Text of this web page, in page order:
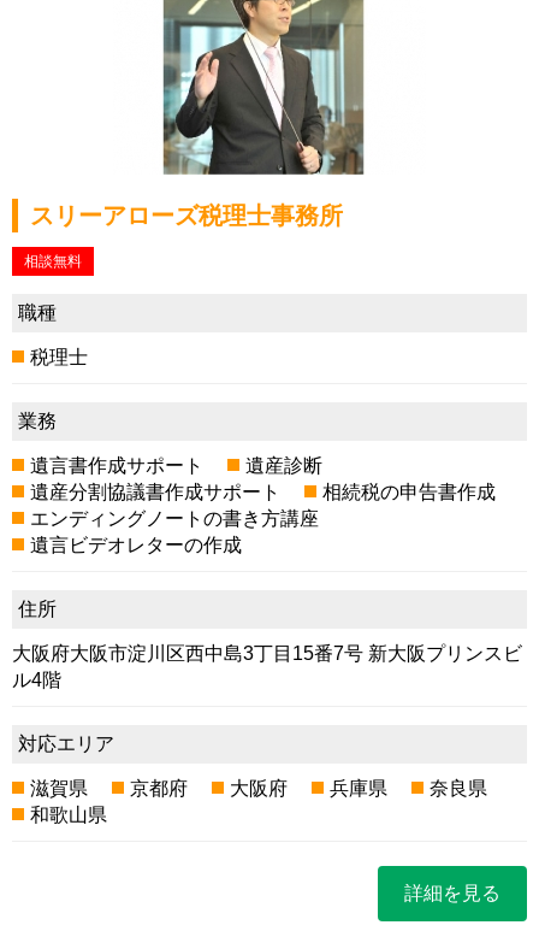
スリーアローズ税理士事務所
相談無料
職種
税理士
業務
遺言書作成サポート
遺産診断
遺産分割協議書作成サポート
相続税の申告書作成
エンディングノートの書き方講座
遺言ビデオレターの作成
住所
大阪府大阪市淀川区西中島3丁目15番7号 新大阪プリンスビ
ル4階
対応エリア
滋賀県 京都府 大阪府 兵庫県
奈良県
和歌山県
詳細を見る